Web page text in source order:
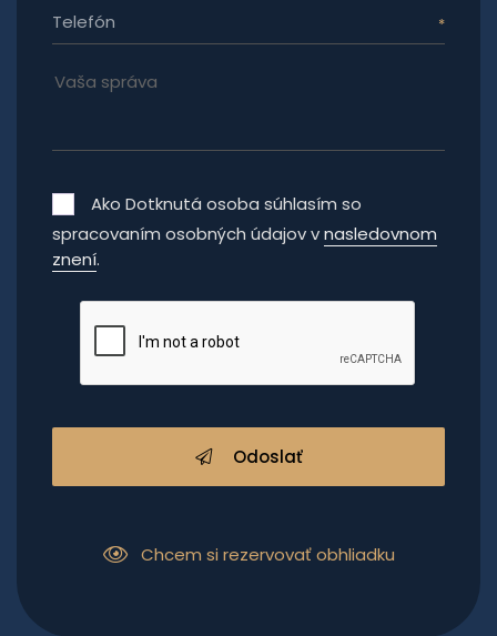
Telefón
Ako Dotknutá osoba súhlasím so
spracovaním osobných údajov vnasledovnom
znení.
Odoslať
Chcem si rezervovať obhliadku